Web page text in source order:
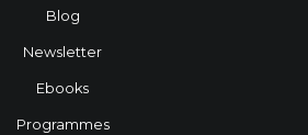
Blog
Newsletter
Ebooks
Programmes